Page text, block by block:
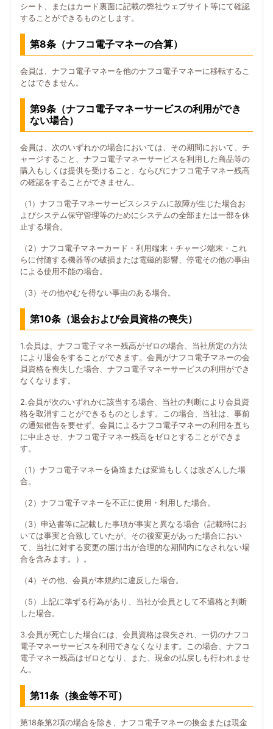
シート、またはカード裏面に記載の弊社ウェブサイト等にて確認
することができるものとします。
第8条（ナフコ電子マネーの合算）
会員は、ナフコ電子マネーを他のナフコ電子マネーに移転するこ
とはできません。
第9条（ナフコ電子マネーサービスの利用ができ
ない場合）
会員は、次のいずれかの場合においては、その期間において、チ
ャージすること、ナフコ電子マネーサービスを利用した商品等の
購入もしくは提供を受けること、ならびにナフコ電子マネー残高
の確認をすることができません。
（1）ナフコ電子マネーサービスシステムに故障が生じた場合お
よびシステム保守管理等のためにシステムの全部または一部を休
止する場合。
（2）ナフコ電子マネーカード・利用端末・チャージ端末・これ
らに付随する機器等の破損または電磁的影響、停電その他の事由
による使用不能の場合。
（3）その他やむを得ない事由のある場合。
第10条（退会および会員資格の喪失）
1.会員は、ナフコ電子マネー残高がゼロの場合、当社所定の方法
により退会をすることができます。会員がナフコ電子マネーの会
員資格を喪失した場合、ナフコ電子マネーサービスの利用ができ
なくなります。
2.会員が次のいずれかに該当する場合、当社の判断により会員資
格を取消すことができるものとします。この場合、当社は、事前
の通知催告を要せず、会員によるナフコ電子マネーの利用を直ち
に中止させ、ナフコ電子マネー残高をゼロとすることができま
す。
（1）ナフコ電子マネーを偽造または変造もしくは改ざんした場
合。
（2）ナフコ電子マネーを不正に使用・利用した場合。
（3）申込書等に記載した事項が事実と異なる場合（記載時にお
いては事実と合致していたが、その後変更があった場合におい
て、当社に対する変更の届け出が合理的な期間内になされない場
合を含みます。）。
（4）その他、会員が本規約に違反した場合。
（5）上記に準ずる行為があり、当社が会員として不適格と判断
した場合。
3.会員が死亡した場合には、会員資格は喪失され、一切のナフコ
電子マネーサービスを利用できなくなります。この場合、ナフコ
電子マネー残高はゼロとなり、また、現金の払戻しも行われませ
ん。
第11条（換金等不可）
第18条第2項の場合を除き、ナフコ電子マネーの換金または現金